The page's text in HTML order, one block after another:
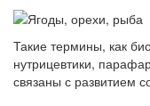
Такие термины, как
нутрицевтики,
связаны с развитием